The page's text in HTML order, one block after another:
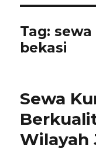
Tag:
bekasi
Sewa
Wilayah